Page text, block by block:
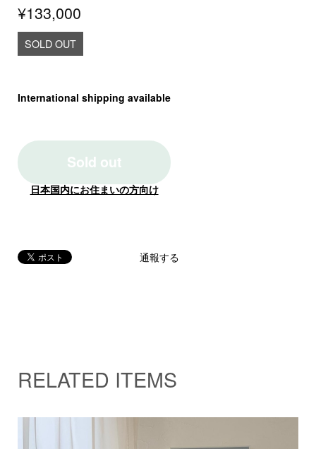
¥133,000
SOLD OUT
International shipping available
Sold out
日本国内にお住まいの方向け
通報する
RELATED ITEMS